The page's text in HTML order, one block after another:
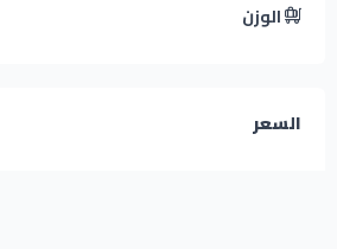
الوزن
السعر